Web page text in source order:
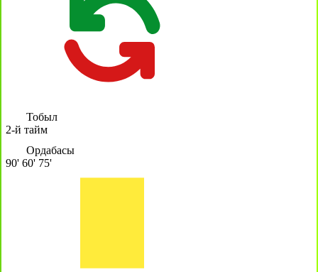
Тобыл
2-й тайм
Ордабасы
90' 60' 75'